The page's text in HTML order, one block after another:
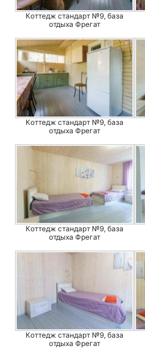
Коттедж стандарт №9, база
отдыха Фрегат
Коттедж стандарт №9, база
отдыха Фрегат
Коттедж стандарт №9, база
отдыха Фрегат
Коттедж стандарт №9, база
отдыха Фрегат